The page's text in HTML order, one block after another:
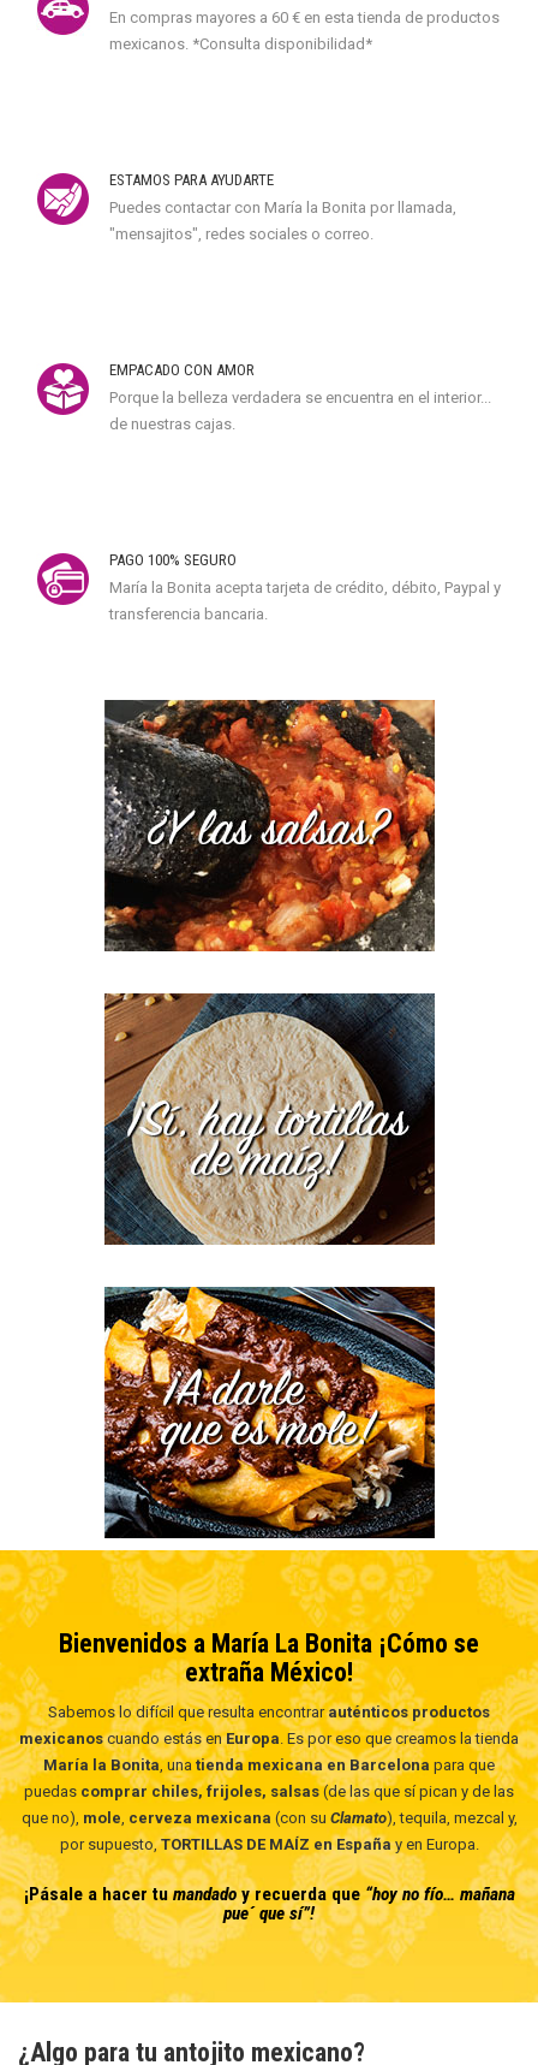
En compras mayores a 60 € en esta tienda de productos
mexicanos. *Consulta disponibilidad*
ESTAMOS PARA AYUDARTE
Puedes contactar con María la Bonita por llamada,
"mensajitos", redes sociales o correo.
EMPACADO CON AMOR
Porque la belleza verdadera se encuentra en el interior...
de nuestras cajas.
PAGO 100% SEGURO
María la Bonita acepta tarjeta de crédito, débito, Paypal y
transferencia bancaria.
Bienvenidos a María La Bonita ¡Cómo se
extraña México!
Sabemos lo difícil que resulta encontrarauténticos productos
mexicanoscuando estás enEuropa. Es por eso que creamos la tienda
María la Bonita, unatienda mexicana en Barcelona para que
puedas comprar chiles, frijoles, salsas(de las que sí pican y de las
que no), mole, cerveza mexicana (con su Clamato), tequila, mezcal y,
por supuesto,TORTILLAS DE MAÍZ en Españay en Europa.
¡Pásale a hacer tumandadoy recuerda que “hoy no fío… mañana
pue´ que sí”!
¿Algo para tu antojito mexicano?